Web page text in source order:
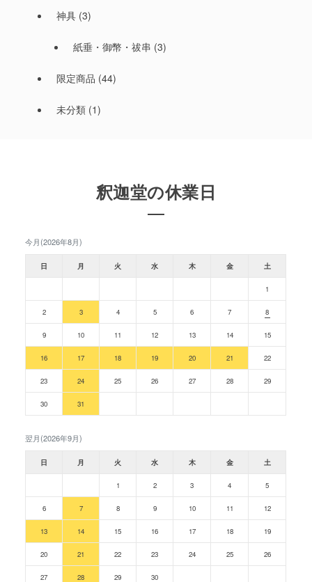
神具 (3)
紙垂・御幣・祓串 (3)
限定商品 (44)
未分類 (1)
釈迦堂の休業日
今月(2026年8月)
日 月 火 水 木 金 土
1
2 3 4 5 6 7 8
9 10 11 12 13 14 15
16 17 18 19 20 21 22
23 24 25 26 27 28 29
30 31
翌月(2026年9月)
日 月 火 水 木 金 土
1 2 3 4 5
6 7 8 9 10 11 12
13 14 15 16 17 18 19
20 21 22 23 24 25 26
27 28 29 30